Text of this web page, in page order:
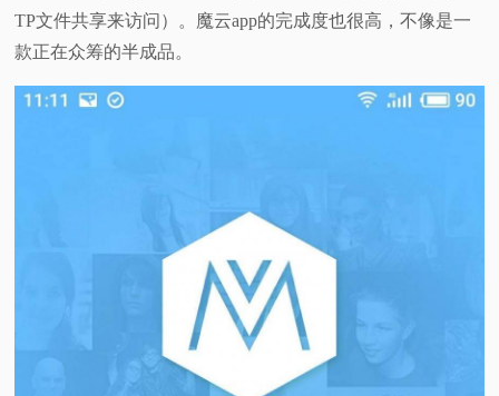
TP文件共享来访问）。魔云app的完成度也很高，不像是一
款正在众筹的半成品。